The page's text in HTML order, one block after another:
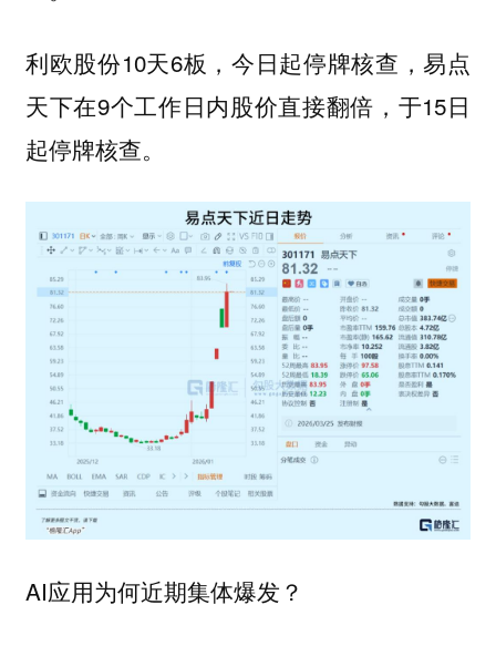
利欧股份10天6板，今日起停牌核查，易点
天下在9个工作日内股价直接翻倍，于15日
起停牌核查。
AI应用为何近期集体爆发？